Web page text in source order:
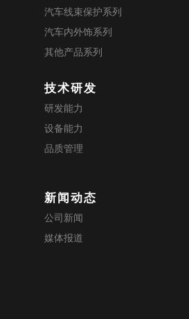
汽车线束保护系列
汽车内外饰系列
其他产品系列
技术研发
研发能力
设备能力
品质管理
新闻动态
公司新闻
媒体报道